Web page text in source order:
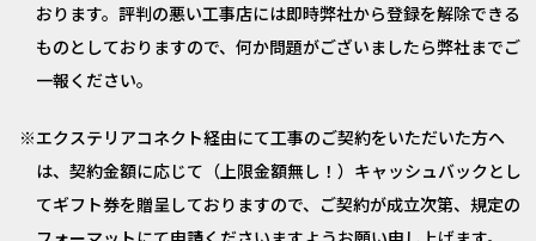
おります。評判の悪い工事店には即時弊社から登録を解除できる
ものとしておりますので、何か問題がございましたら弊社までご
一報ください。
エクステリアコネクト経由にて工事のご契約をいただいた方へ
は、契約金額に応じて（上限金額無し！）キャッシュバックとし
てギフト券を贈呈しておりますので、ご契約が成立次第、規定の